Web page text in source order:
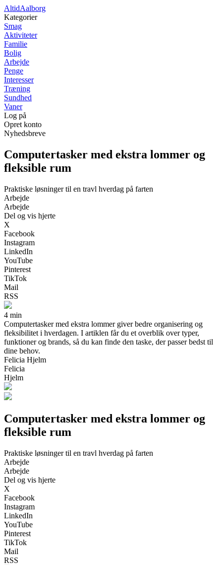
AltidAalborg
Kategorier
Smag
Aktiviteter
Familie
Bolig
Arbejde
Penge
Interesser
Træning
Sundhed
Vaner
Log på
Opret konto
Nyhedsbreve
Computertasker med ekstra lommer og
fleksible rum
Praktiske løsninger til en travl hverdag på farten
Arbejde
Arbejde
Del og vis hjerte
X
Facebook
Instagram
LinkedIn
YouTube
Pinterest
TikTok
Mail
RSS
4 min
Computertasker med ekstra lommer giver bedre organisering og
fleksibilitet i hverdagen. I artiklen får du et overblik over typer,
funktioner og brands, så du kan finde den taske, der passer bedst til
dine behov.
Felicia Hjelm
Felicia
Hjelm
Computertasker med ekstra lommer og
fleksible rum
Praktiske løsninger til en travl hverdag på farten
Arbejde
Arbejde
Del og vis hjerte
X
Facebook
Instagram
LinkedIn
YouTube
Pinterest
TikTok
Mail
RSS